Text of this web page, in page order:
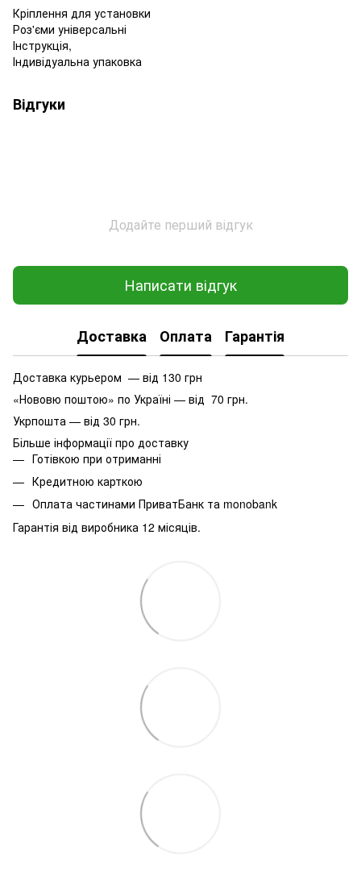
Кріплення для установки
Роз'єми універсальні
Інструкція,
Індивідуальна упаковка
Відгуки
Додайте перший відгук
Написати відгук
Доставка Оплата Гарантія
Доставка курьером — від 130 грн
«Нововю поштою» по Україні — від 70 грн.
Укрпошта — від 30 грн.
Більше інформації про доставку
Готівкою при отриманні
Кредитною карткою
Оплата частинами ПриватБанк та monobank
Гарантія від виробника 12 місяців.